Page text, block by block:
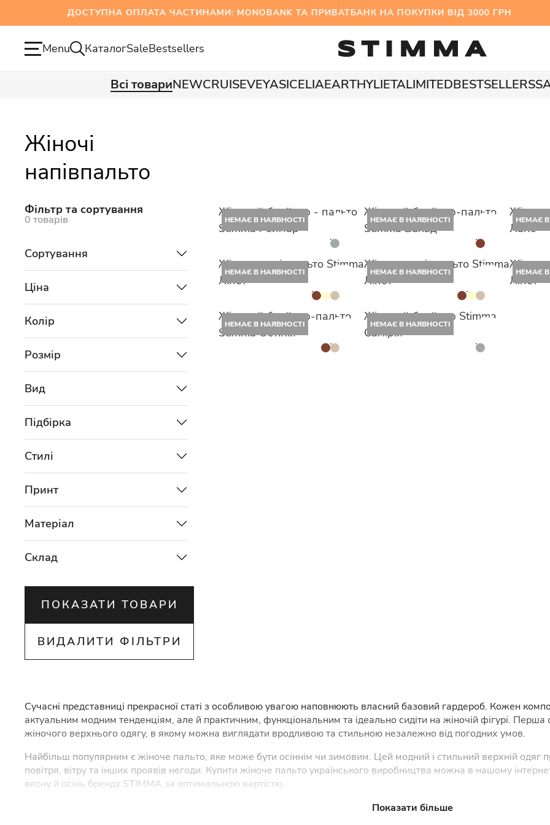
ДОСТУПНА ОПЛАТА ЧАСТИНАМИ: MONOBANK ТА ПРИВАТБАНК НА ПОКУПКИ ВІД 3000
Menu КаталогSaleBestsellers
Всі товариNEWCRUISEVEYASICELIAEARTHYLIETALIMITEDBESTSELLERS
Жіночі
напівпальто
Фільтр та сортування
0 товарів
Сортування
Ціна
Колір
Розмір
Вид
Підбірка
Стилі
Принт
Матеріал
Склад
ПОКАЗАТИ ТОВАРИ
ВИДАЛИТИ ФІЛЬТРИ
НЕМАЄ В НАЯВНОСТІ
Жіночий блейзер - пальто
Stimma Реймар
НЕМАЄ В НАЯВНОСТІ
Жіночий блейзер-пальто
Stimma Вальд
НЕМАЄ
Жіноче
Ланс
НЕМАЄ В НАЯВНОСТІ
Жіноче напівпальто Stimma
Лінет
НЕМАЄ В НАЯВНОСТІ
Жіноче напівпальто Stimma
Лінет
НЕМАЄ
Жіноче
Лінет
НЕМАЄ В НАЯВНОСТІ
Жіночий блейзер-пальто
Stimma Остінія
НЕМАЄ В НАЯВНОСТІ
Жіночий блейзер Stimma
Самірія
Сучасні представниці прекрасної статі з особливою увагою наповнюють власний базовий гардероб. Кожен
актуальним модним тенденціям, але й практичним, функціональним та ідеально сидіти на жіночій фігурі.
жіночого верхнього одягу, в якому можна виглядати вродливою та стильною незалежно від погодних умов.
Найбільш популярним є жіноче пальто, яке може бути осіннім чи зимовим. Цей модний і стильний верхній одяг
повітря, вітру та інших проявів негоди. Купити жіноче пальто українського виробництва можна в нашому
весну й осінь бренду STIMMA за оптимальною вартістю.
Зимові та демісезонні жіночі пальта: види та особливості
Показати більше